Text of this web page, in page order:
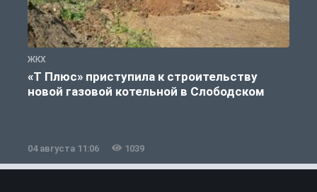
ЖКХ
«Т Плюс» приступила к строительству
новой газовой котельной в Слободском
04 августа 11:06 1039